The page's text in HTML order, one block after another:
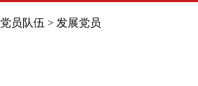
党员队伍 > 发展党员